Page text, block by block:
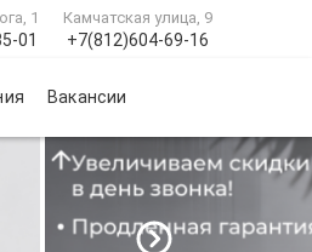
01
1
+7(812)604-69-16
Камчатская улица, 9
Вакансии